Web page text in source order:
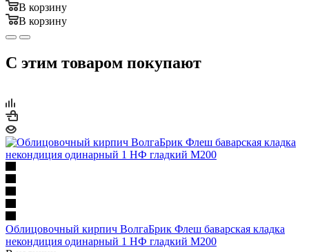
В корзину
В корзину
С этим товаром покупают
Облицовочный кирпич ВолгаБрик Флеш баварская кладка
некондиция одинарный 1 НФ гладкий М200